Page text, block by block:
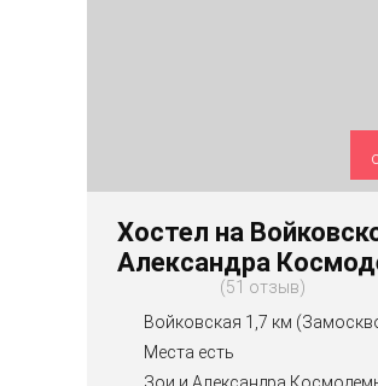
Хостел на
Александра
51 отзыв
Войковская 1,7 км
Места есть